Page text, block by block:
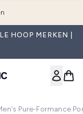
HOOP MERKEN |
Pure-Formance